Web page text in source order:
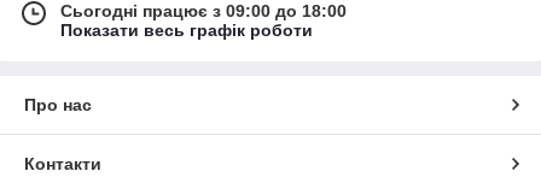
Сьогодні працює з 09:00 до 18:00
Показати весь графік роботи
Про нас
Контакти